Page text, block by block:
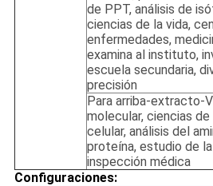
de PPT, análisis de
ciencias de la vida,
enfermedades,
examina al instituto,
escuela secundaria,
precisión
Para arriba-extracto-
molecular, ciencias
celular, análisis del
proteína, estudio de
inspección médica
Configuraciones: